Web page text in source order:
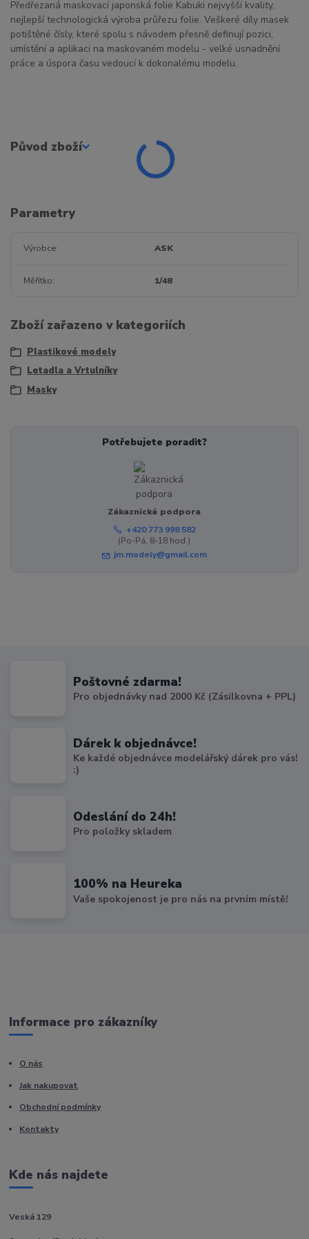
Předřezaná maskovací japonská folie Kabuki nejvyšší kvality,
nejlepší technologická výroba průřezu folie. Veškeré díly masek
potištěné čísly, které spolu s návodem přesně definují pozici,
umístění a aplikaci na maskovaném modelu - velké usnadnění
práce a úspora času vedoucí k dokonalému modelu.
Původ zboží
Parametry
Výrobce ASK
Měřítko 1/48
Zboží zařazeno v kategoriích
Plastikové modely
Letadla a Vrtulníky
Masky
Potřebujete poradit?
Zákaznická podpora
+420 773 998 582
(Po-Pá, 8-18 hod.)
jm.modely@gmail.com
Poštovné zdarma!
Pro objednávky nad 2000 Kč (Zásilkovna + PPL)
Dárek k objednávce!
Ke každé objednávce modelářský dárek pro vás!
:)
Odeslání do 24h!
Pro položky skladem
100% na Heureka
Vaše spokojenost je pro nás na prvním místě!
Informace pro zákazníky
O nás
Jak nakupovat
Obchodní podmínky
Kontakty
Kde nás najdete
Veská 129